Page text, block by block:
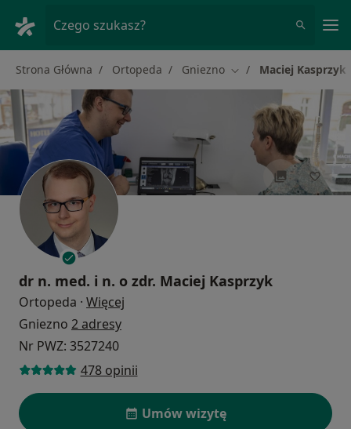
Czego szukasz?
Strona Główna Ortopeda Gniezno Zmień miasto
Maciej Kasprzyk
dr n. med. i n. o zdr. Maciej Kasprzyk
Ortopeda · Więcej
Gniezno 2 adresy
Nr PWZ: 3527240
478 opinii
Umów wizytę